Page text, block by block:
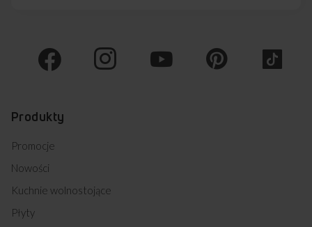
Produkty
Promocje
Nowości
Kuchnie wolnostojące
Płyty